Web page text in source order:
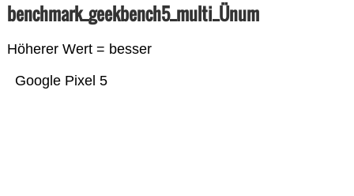
benchmark_geekbench5_multi_Ünum
Höherer Wert = besser
Google Pixel 5